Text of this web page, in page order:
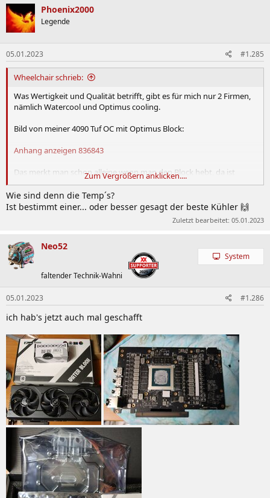
k
t
i
o
n
e
n
:
Phoenix2000
Legende
05.01.2023 #1.285
Wheelchair schrieb:
Was Wertigkeit und Qualität betrifft, gibt es für mich nur 2 Firmen,
nämlich Watercool und Optimus cooling.
Bild von meiner 4090 Tuf OC mit Optimus Block:
Anhang anzeigen 836843
Das merkt man schon alleine wenn man den Block hebt, da ist
einiges an Material verbaut, Qualität und Estetik sprechen für sich.
Grüße, Wheels
Zum Vergrößern anklicken....
Wie sind denn die Temp´s?
Ist bestimmt einer... oder besser gesagt der beste Kühler 🙌
Zuletzt bearbeitet: 05.01.2023
Neo52
faltender Technik-Wahni
System
05.01.2023 #1.286
ich hab's jetzt auch mal geschafft